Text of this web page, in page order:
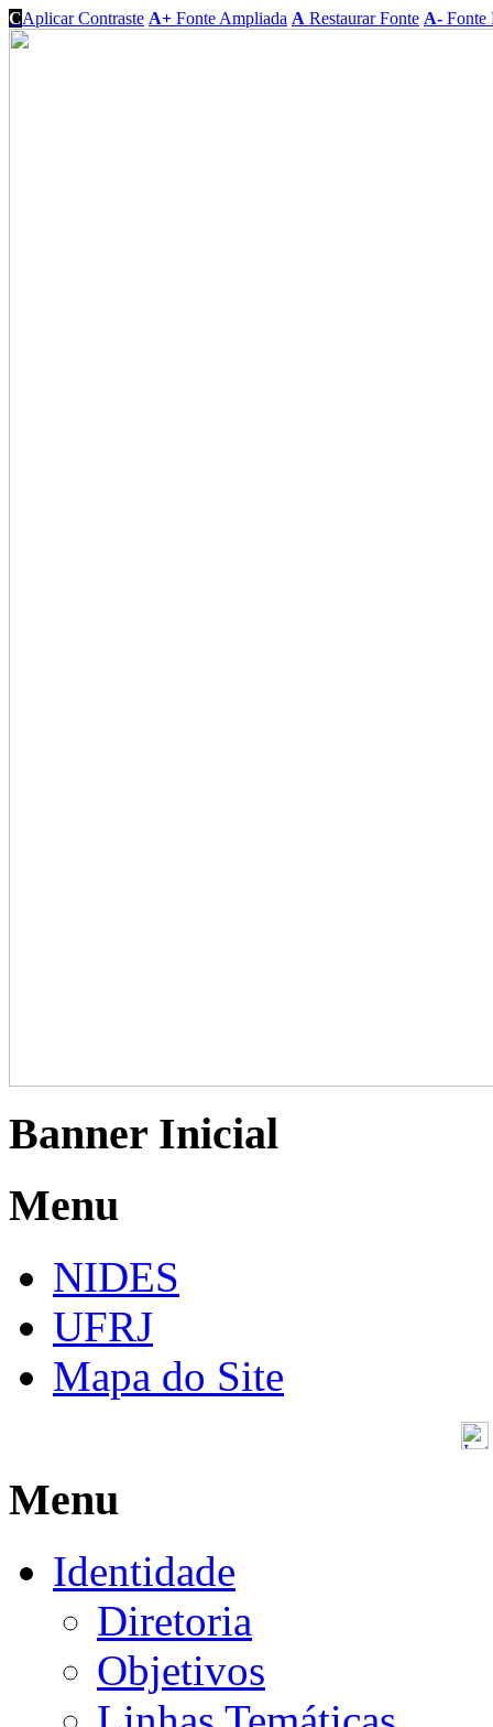
CAplicar Contraste A+ Fonte Ampliada A Restaurar Fonte A- Fonte
Banner Inicial
Menu
NIDES
UFRJ
Mapa do Site
Menu
Identidade
Diretoria
Objetivos